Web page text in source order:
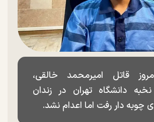
قاتل امیرمحمد خالقی،
دانشگاه تهران در زندان
چوبه دار رفت اما اعدام نشد.